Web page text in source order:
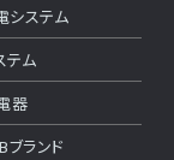
システム
テム
器
ブランド